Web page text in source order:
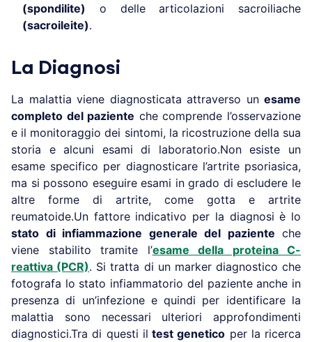
(spondilite) o delle articolazioni sacroiliache
(sacroileite).
La Diagnosi
La malattia viene diagnosticata attraverso un esame
completo del paziente che comprende l’osservazione
e il monitoraggio dei sintomi, la ricostruzione della sua
storia e alcuni esami di laboratorio.Non esiste un
esame specifico per diagnosticare l’artrite psoriasica,
ma si possono eseguire esami in grado di escludere le
altre forme di artrite, come gotta e artrite
reumatoide.Un fattore indicativo per la diagnosi è lo
stato di infiammazione generale del paziente che
viene stabilito tramite l’esame della proteina C-
reattiva (PCR). Si tratta di un marker diagnostico che
fotografa lo stato infiammatorio del paziente anche in
presenza di un’infezione e quindi per identificare la
malattia sono necessari ulteriori approfondimenti
diagnostici.Tra di questi il test genetico per la ricerca